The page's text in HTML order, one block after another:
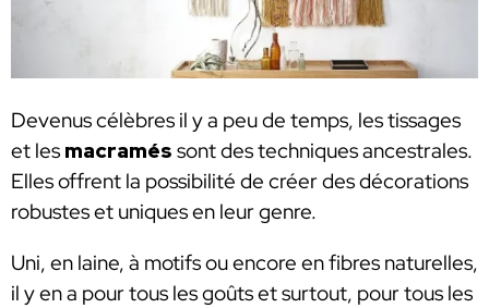
Devenus célèbres il y a peu de temps, les tissages
et les macramés sont des techniques ancestrales.
Elles offrent la possibilité de créer des décorations
robustes et uniques en leur genre.
Uni, en laine, à motifs ou encore en fibres naturelles,
il y en a pour tous les goûts et surtout, pour tous les